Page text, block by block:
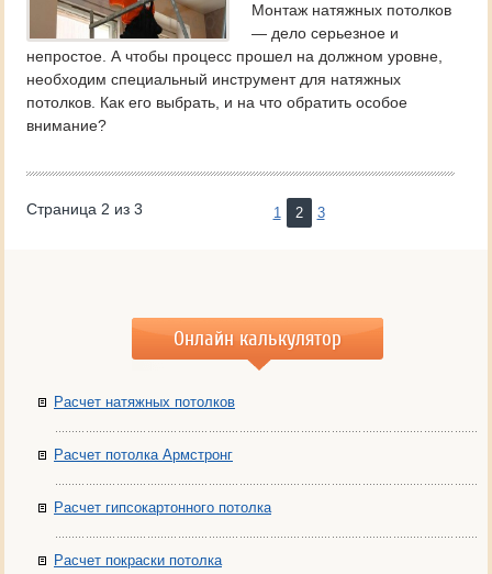
Монтаж натяжных потолков
— дело серьезное и
непростое. А чтобы процесс прошел на должном уровне,
необходим специальный инструмент для натяжных
потолков. Как его выбрать, и на что обратить особое
внимание?
Страница 2 из 3 1 2 3
Онлайн калькулятор
Расчет натяжных потолков
Расчет потолка Армстронг
Расчет гипсокартонного потолка
Расчет покраски потолка